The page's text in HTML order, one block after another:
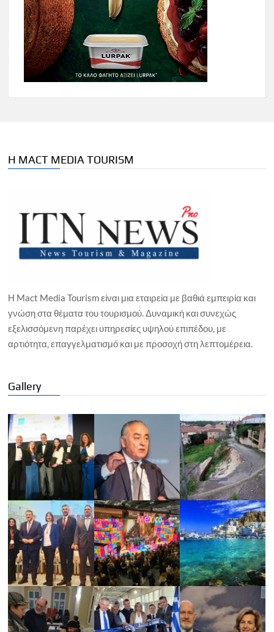
Η MACT MEDIA TOURISM
Η Mact Media Tourism είναι μια εταιρεία με βαθιά εμπειρία και
γνώση στα θέματα του τουρισμού. Δυναμική και συνεχώς
εξελισσόμενη παρέχει υπηρεσίες υψηλού επιπέδου, με
αρτιότητα, επαγγελματισμό και με προσοχή στη λεπτομέρεια.
Gallery